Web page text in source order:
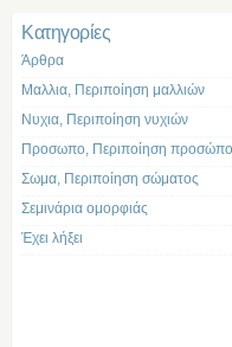
Kατηγορίες
Άρθρα
Μαλλια, Περιποίηση μαλλιών
Νυχια, Περιποίηση νυχιών
Προσωπο, Περιποίηση
Σωμα, Περιποίηση σώματος
Σεμινάρια ομορφιάς
Έχει λήξει